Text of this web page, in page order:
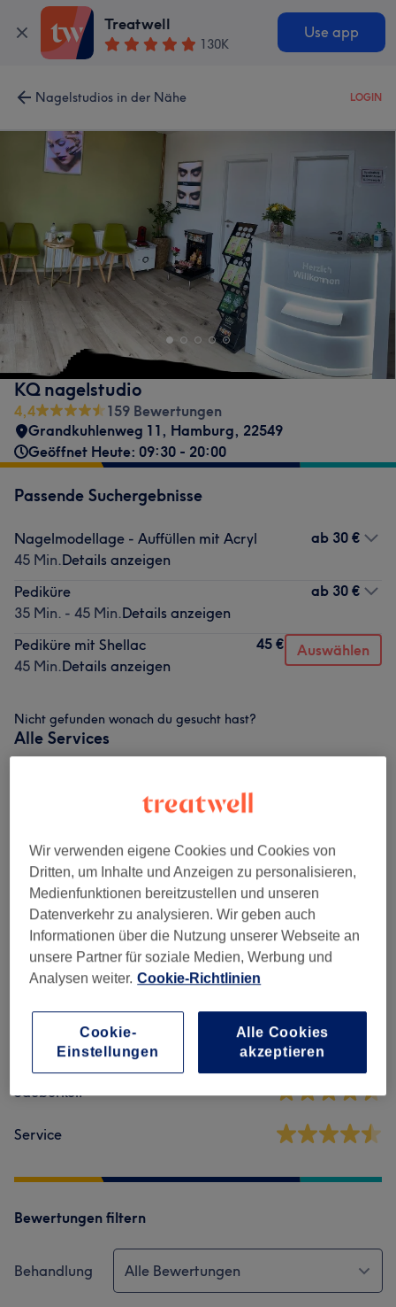
Treatwell
130K
Use app
Nagelstudios in der Nähe LOGIN
KQ nagelstudio
4,4
159 Bewertungen
Grandkuhlenweg 11, Hamburg, 22549
Geöffnet Heute: 09:30 - 20:00
Passende Suchergebnisse
Nagelmodellage - Auffüllen mit Acryl
45 Min.Details anzeigen
ab 30 €
Pediküre
35 Min. - 45 Min.Details anzeigen
ab 30 €
Pediküre mit Shellac
45 Min.Details anzeigen
45 € Auswählen
Nicht gefunden wonach du gesucht hast?
Alle Services
Maniküre & Pediküre (13 )
Nagelmodellage (10
Salonbewertungen
4,4
Ambiente
Sauberkeit
Service
Bewertungen filtern
Behandlung Alle Bewertungen
Wir verwenden eigene Cookies und Cookies von
Dritten, um Inhalte und Anzeigen zu personalisieren,
Medienfunktionen bereitzustellen und unseren
Datenverkehr zu analysieren. Wir geben auch
Informationen über die Nutzung unserer Webseite an
unsere Partner für soziale Medien, Werbung und
Analysen weiter. Cookie-Richtlinien
Cookie-
Einstellungen
Alle Cookies
akzeptieren